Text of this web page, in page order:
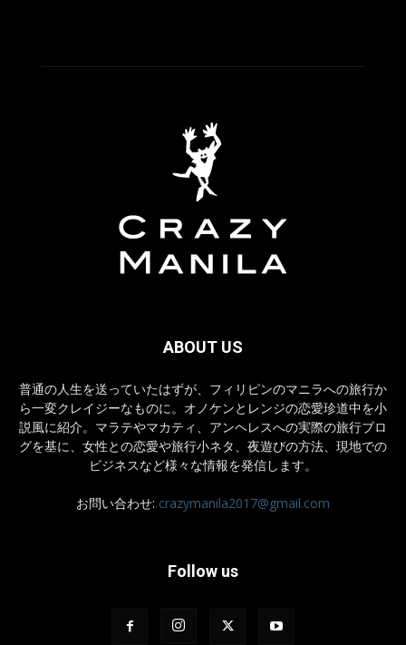
ABOUT US
普通の人生を送っていたはずが、フィリピンのマニラへの旅行か
ら一変クレイジーなものに。オノケンとレンジの恋愛珍道中を小
説風に紹介。マラテやマカティ、アンヘレスへの実際の旅行ブロ
グを基に、女性との恋愛や旅行小ネタ、夜遊びの方法、現地での
ビジネスなど様々な情報を発信します。
お問い合わせ: crazymanila2017@gmail.com
Follow us